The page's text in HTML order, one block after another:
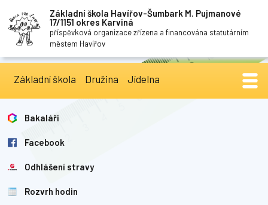
Základní škola Havířov-Šumbark M. Pujmanové
17/1151 okres Karviná
příspěvková organizace zřízena a financována statutárním
městem Havířov
Základní škola Družina Jídelna
Bakaláři
Facebook
Odhlášení stravy
Rozvrh hodin